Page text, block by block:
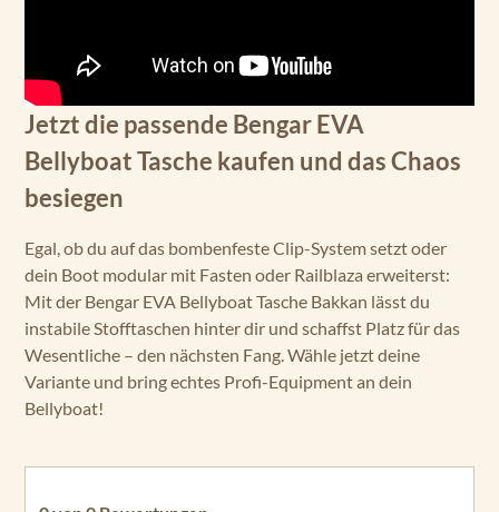
Jetzt die passende Bengar EVA
Bellyboat Tasche kaufen und das Chaos
besiegen
Egal, ob du auf das bombenfeste Clip-System setzt oder
dein Boot modular mit Fasten oder Railblaza erweiterst:
Mit der Bengar EVA Bellyboat Tasche Bakkan lässt du
instabile Stofftaschen hinter dir und schaffst Platz für das
Wesentliche – den nächsten Fang. Wähle jetzt deine
Variante und bring echtes Profi-Equipment an dein
Bellyboat!